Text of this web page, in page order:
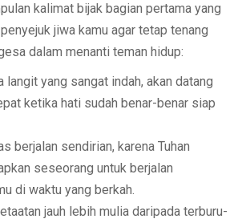
kalimat bijak bagian pertama yang
jiwa kamu agar tetap tenang
dalam menanti teman hidup:
langit yang sangat indah, akan datang
ketika hati sudah benar-benar siap
berjalan sendirian, karena Tuhan
seseorang untuk berjalan
di waktu yang berkah.
jauh lebih mulia daripada terburu-